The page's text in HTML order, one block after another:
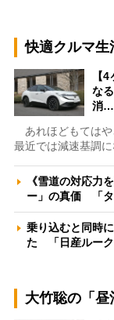
快適クルマ生
【
な
消…
あれほどもてはや
最近では減速基調
《雪道の対応力
ー」の真価 「
乗り込むと同時
た 「日産ルー
大竹聡の「昼